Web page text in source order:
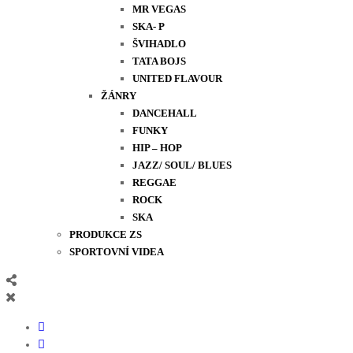
MR VEGAS
SKA- P
ŠVIHADLO
TATA BOJS
UNITED FLAVOUR
ŽÁNRY
DANCEHALL
FUNKY
HIP – HOP
JAZZ/ SOUL/ BLUES
REGGAE
ROCK
SKA
PRODUKCE ZS
SPORTOVNÍ VIDEA